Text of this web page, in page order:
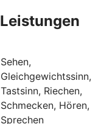
Leistungen
Sehen,
Gleichgewichtssinn,
Tastsinn, Riechen,
Schmecken, Hören,
Sprechen